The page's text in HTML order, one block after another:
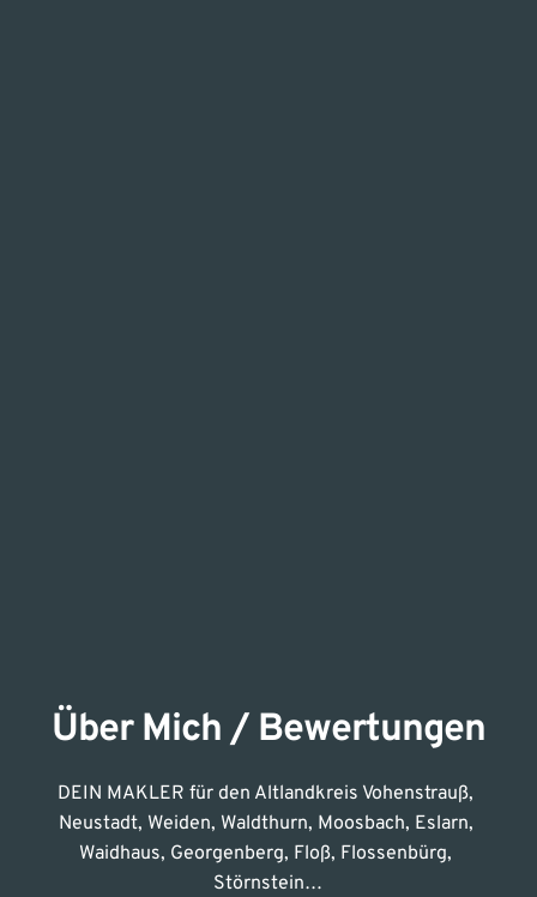
Über Mich / Bewertungen
DEIN MAKLER für den Altlandkreis Vohenstrauß,
Neustadt, Weiden, Waldthurn, Moosbach, Eslarn,
Waidhaus, Georgenberg, Floß, Flossenbürg,
Störnstein…